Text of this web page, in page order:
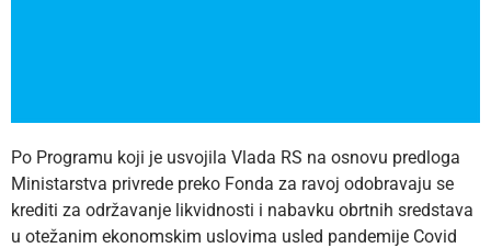
Po Programu koji je usvojila Vlada RS na osnovu predloga
Ministarstva privrede preko Fonda za ravoj odobravaju se
krediti za održavanje likvidnosti i nabavku obrtnih sredstava
u otežanim ekonomskim uslovima usled pandemije Covid